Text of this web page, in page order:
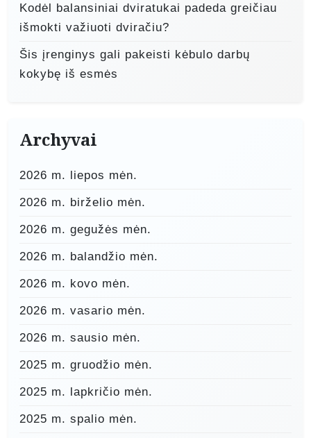
Kodėl balansiniai dviratukai padeda greičiau
išmokti važiuoti dviračiu?
Šis įrenginys gali pakeisti kėbulo darbų
kokybę iš esmės
Archyvai
2026 m. liepos mėn.
2026 m. birželio mėn.
2026 m. gegužės mėn.
2026 m. balandžio mėn.
2026 m. kovo mėn.
2026 m. vasario mėn.
2026 m. sausio mėn.
2025 m. gruodžio mėn.
2025 m. lapkričio mėn.
2025 m. spalio mėn.